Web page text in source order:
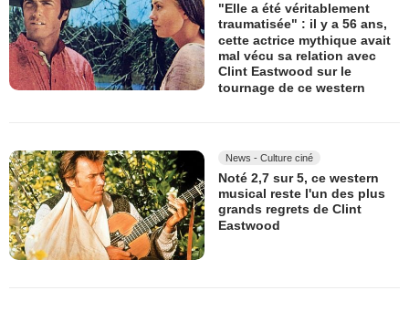
"Elle a été véritablement
traumatisée" : il y a 56 ans,
cette actrice mythique avait
mal vécu sa relation avec
Clint Eastwood sur le
tournage de ce western
News - Culture ciné
Noté 2,7 sur 5, ce western
musical reste l'un des plus
grands regrets de Clint
Eastwood